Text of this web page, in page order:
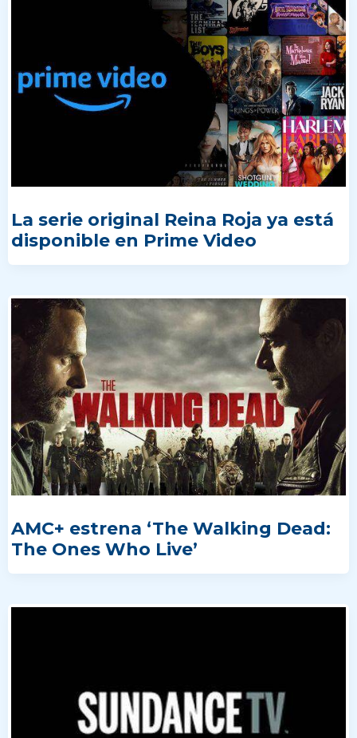
La serie original Reina Roja ya está
disponible en Prime Video
AMC+ estrena ‘The Walking Dead:
The Ones Who Live’